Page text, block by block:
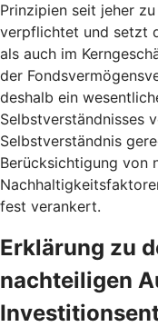
Prinzipien seit jeher
verpflichtet und setzt
als auch im
der
deshalb ein
Selbstverständnisses
Selbstverständnis
Berücksichtigung von
fest verankert.
Erklärung zu
nachteiligen